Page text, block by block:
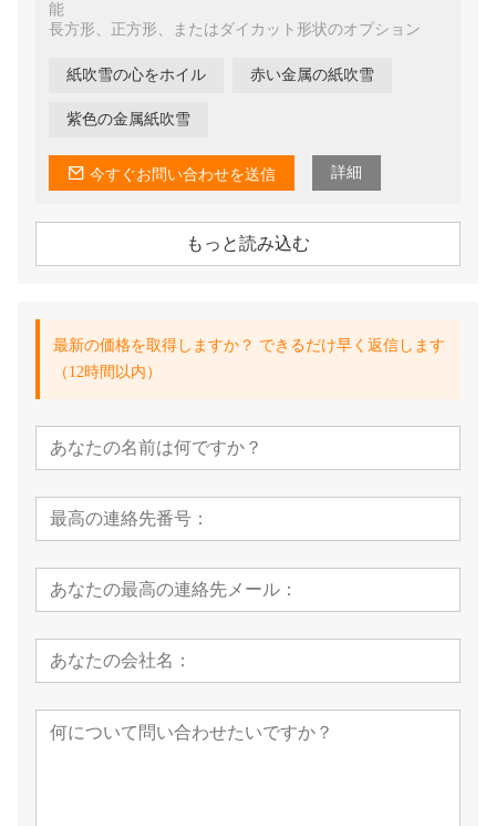
能
長方形、正方形、またはダイカット形状のオプション
紙吹雪の心をホイル 赤い金属の紙吹雪
紫色の金属紙吹雪
今すぐお問い合わせを送信 詳細
もっと読み込む
最新の価格を取得しますか？ できるだけ早く返信します
（12時間以内）